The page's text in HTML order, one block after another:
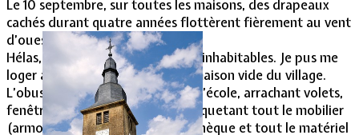
Le 10 septembre, sur toutes les maisons, des drapeaux
cachés durant quatre années flottèrent fièrement au vent
d’ouest…libérateur.
Hélas, l’école et la mairie étaient inhabitables. Je pus me
loger avec ma famille dans une maison vide du village.
L’obus avait éclaté dans la salle d’école, arrachant volets,
fenêtres et mur de façade, déchiquetant tout le mobilier
(armoires, bancs, pupitre, bibliothèque et tout le matériel